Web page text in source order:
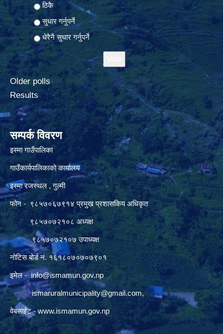
ठिकै
सुधार गर्नुपर्ने
धेरैनै सुधार गर्नुपर्ने
Older polls
Results
सम्पर्क विवरण
इस्मा गाउँपालिका
गाउँकार्यपालिकाको कार्यालय
इस्मा रजस्थल , गुल्मी
फोन - ९८५७०६७९१४ प्रमुख प्रशासकिय अधिकृत
९८५७०७२१०८ अध्यक्ष
९८५७०७२१०७ उपाध्यक्ष
नोटिस बोर्ड नं. १६१८०७०७०७९०१
इमेल - info@ismamun.gov.np
ismaruralmunicipality@gmail.com,
वेबसाईट -www.ismamun.gov.np